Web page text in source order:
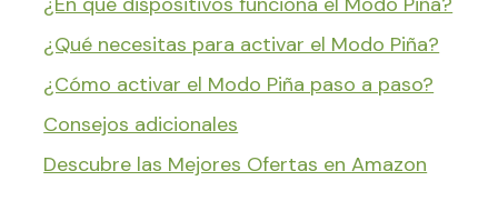
¿Qué necesitas para activar el Modo Piña?
¿Cómo activar el Modo Piña paso a paso?
Consejos adicionales
Descubre las Mejores Ofertas en Amazon